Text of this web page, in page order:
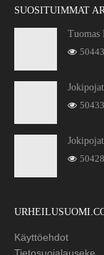
SUOSITUIMMAT
Tuomas
Käyttöehdot